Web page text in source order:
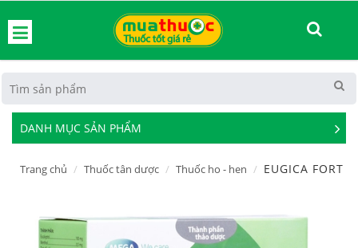
DANH MỤC SẢN PHẨM
See
Trang chủ Thuốc tân dược Thuốc ho - hen EUGICA FORT